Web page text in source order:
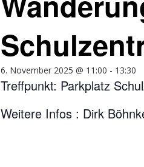
6. November 2025 @ 11:00 - 13:30
Treffpunkt: Parkplatz
Weitere Infos : Dirk